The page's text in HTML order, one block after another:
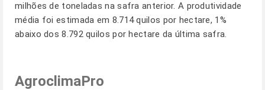
milhões de toneladas na safra anterior. A produtividade
média foi estimada em 8.714 quilos por hectare, 1%
abaixo dos 8.792 quilos por hectare da última safra.
AgroclimaPro